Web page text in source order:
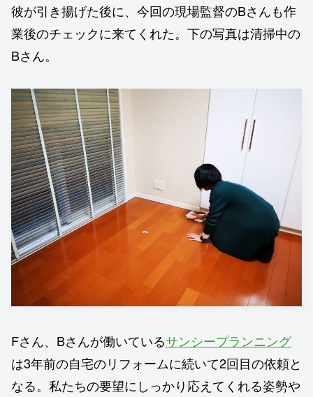
彼が引き揚げた後に、今回の現場監督のBさんも作
業後のチェックに来てくれた。下の写真は清掃中の
Bさん。
Fさん、Bさんが働いているサンシープランニング
は3年前の自宅のリフォームに続いて2回目の依頼と
なる。私たちの要望にしっかり応えてくれる姿勢や